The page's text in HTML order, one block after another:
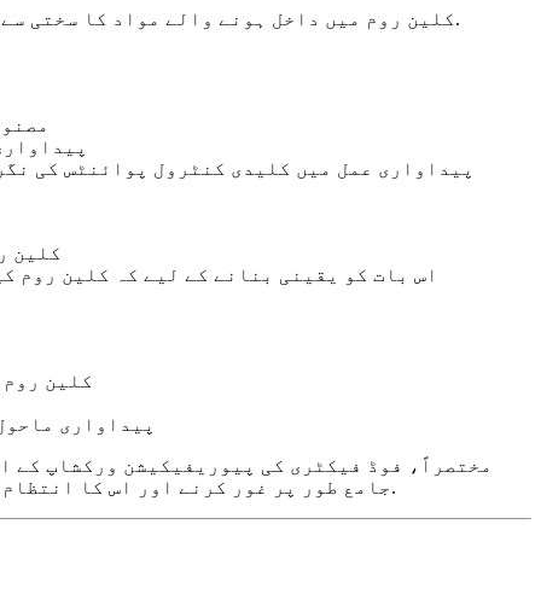
- کلین روم میں داخل ہونے والے مواد کا سختی.
-
-
-
- کلین
- پیداواری
مختصراً، فوڈ فیکٹری کی پیوریفیکیشن ورکشاپ کے
جامع طور پر غور کرنے اور اس کا انتظام کرنے کی ضرورت ہے تاکہ محفوظ، حفظان صحت اور اعلیٰ خوراک کی پیداوار کو یقینی بنایا جا سکے۔ معیاری کھانا.